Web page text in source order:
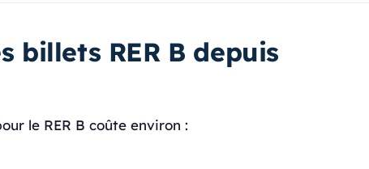
billets RER B depuis
le RER B coûte environ :